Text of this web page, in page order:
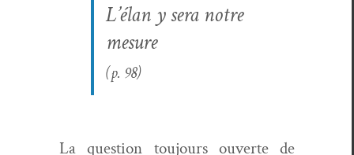
L’élan y sera notre
mesure
(p. 98)
La ques­tion tou­jours ouverte de